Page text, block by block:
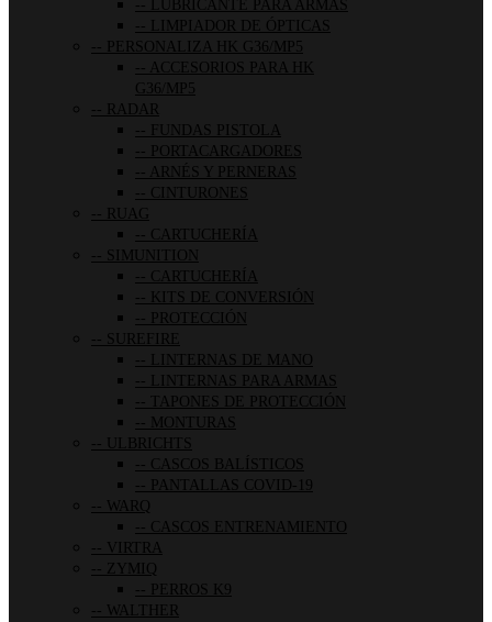
LUBRICANTE PARA ARMAS
LIMPIADOR DE ÓPTICAS
PERSONALIZA HK G36/MP5
ACCESORIOS PARA HK
G36/MP5
RADAR
FUNDAS PISTOLA
PORTACARGADORES
ARNÉS Y PERNERAS
CINTURONES
RUAG
CARTUCHERÍA
SIMUNITION
CARTUCHERÍA
KITS DE CONVERSIÓN
PROTECCIÓN
SUREFIRE
LINTERNAS DE MANO
LINTERNAS PARA ARMAS
TAPONES DE PROTECCIÓN
MONTURAS
ULBRICHTS
CASCOS BALÍSTICOS
PANTALLAS COVID-19
WARQ
CASCOS ENTRENAMIENTO
VIRTRA
ZYMIQ
PERROS K9
WALTHER